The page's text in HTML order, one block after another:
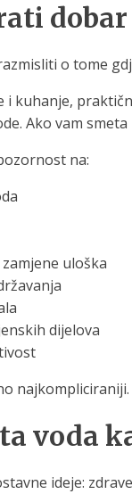
o tome
i kuhanje,
Ako vam
na:
uloška
dijelova
voda
ideje: